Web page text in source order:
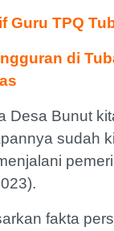
Guru TPQ
di
Desa Bunut
sudah
fakta